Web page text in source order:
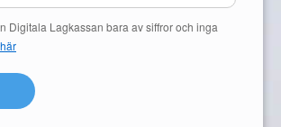
Digitala Lagkassan bara av siffror och inga